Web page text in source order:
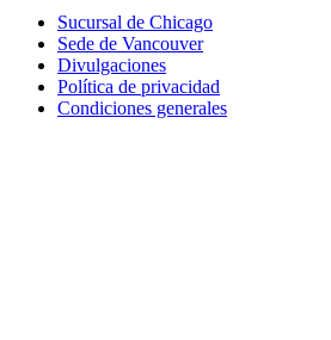
Sucursal de Chicago
Sede de Vancouver
Divulgaciones
Política de privacidad
Condiciones generales